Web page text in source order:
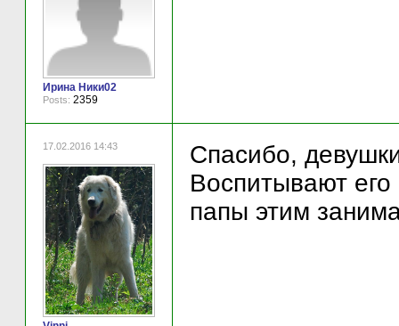
Ирина Ники02
Posts: 2359
17.02.2016 14:43
Спасибо,
Воспитывают
папы этим